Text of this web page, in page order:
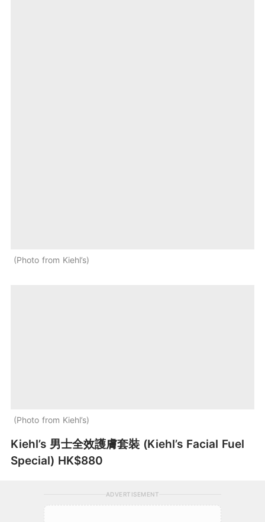
Photo from Kiehl’s
Photo from Kiehl’s
Kiehl’s 男士全效護膚套裝 (Kiehl’s Facial Fuel
Special) HK$880
ADVERTISEMENT